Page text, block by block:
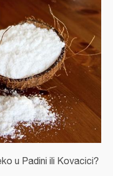
u Padini ili Kovacici?